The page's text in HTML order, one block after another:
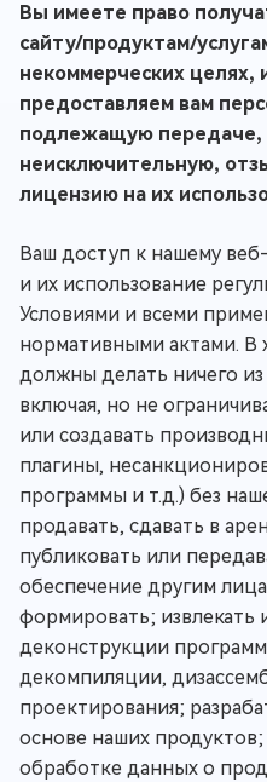
Вы имеете право
сайту/продуктам/
некоммерческих целях,
предоставляем вам
подлежащую передаче,
неисключительную,
лицензию на их
Ваш доступ к нашему
и их использование
Условиями и всеми
нормативными актами. В
должны делать ничего
включая, но не
или создавать
плагины,
программы и т.д.) без
продавать, сдавать в
публиковать или
обеспечение другим
формировать; извлекать
деконструкции
декомпиляции,
проектирования;
основе наших продуктов;
обработке данных о